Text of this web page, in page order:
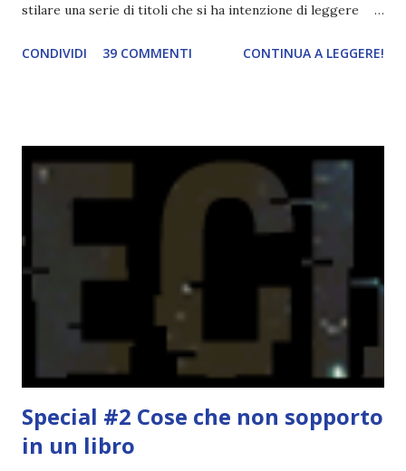
stilare una serie di titoli che si ha intenzione di leggere
una rubrica per tenere sotto controllo le reading
spaziare con i generi letterari e non limitarmi al fantasy.
Per farvi un esempio nel 2015 mi sembra di aver letto
troppi libri impegnativi e davvero pochi libri "leggeri", il
che non è sempre un bene. Credo che sia stata la principale
causa per il mio calo di letture. Comunque, ogni mese -
nessun giorno fisso, però - pubblicherò questo post.
Spero che la rubrica sia di vostro gradimento. GENNAIO
TBR+OBIETTIVI Questa è la mia tbr del mese...
CONDIVIDI 39 COMMENTI CONTINUA A LEGGERE!
Special #2 Cose che non sopporto
in un libro